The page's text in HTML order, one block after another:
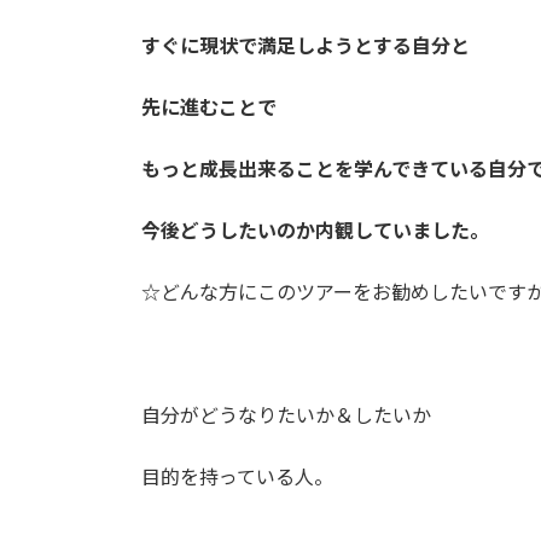
すぐに現状で満足しようとする自分と
先に進むことで
もっと成長出来ることを学んできている自分で
今後どうしたいのか内観していました。
☆どんな方にこのツアーをお勧めしたいです
自分がどうなりたいか＆したいか
目的を持っている人。